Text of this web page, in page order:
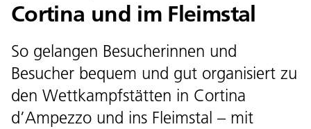
Cortina und im Fleimstal
So gelangen Besucherinnen und
Besucher bequem und gut organisiert zu
den Wettkampfstätten in Cortina
d’Ampezzo und ins Fleimstal – mit